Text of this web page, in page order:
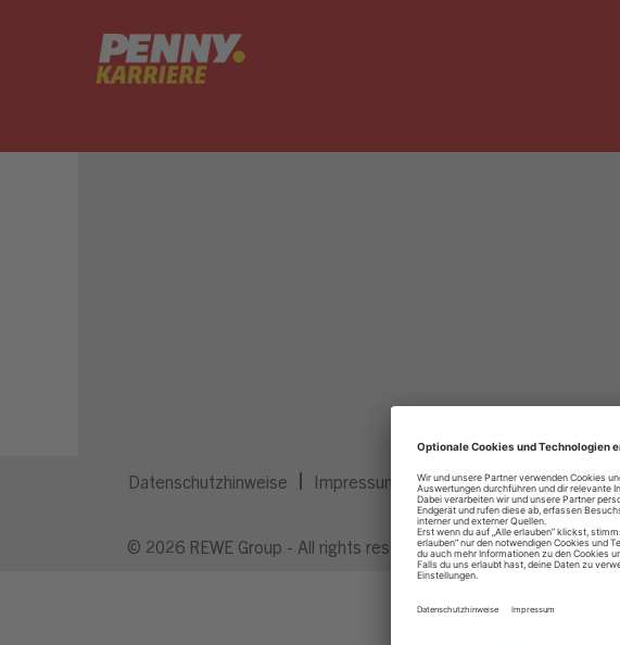
Datenschutzhinweise Impressum Privatsphäre-
© 2026 REWE Group - All rights reserved